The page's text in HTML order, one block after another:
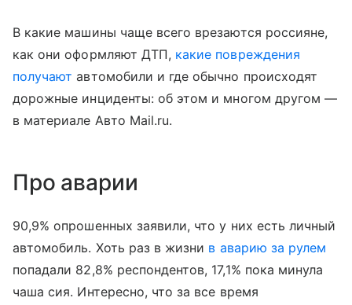
В какие машины чаще всего врезаются россияне,
как они оформляют ДТП, какие повреждения
получают автомобили и где обычно происходят
дорожные инциденты: об этом и многом другом —
в материале Авто Mail.ru.
Про аварии
90,9% опрошенных заявили, что у них есть личный
автомобиль. Хоть раз в жизни в аварию за рулем
попадали 82,8% респондентов, 17,1% пока минула
чаша сия. Интересно, что за все время